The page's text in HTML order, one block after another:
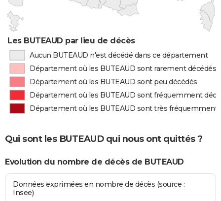
Les BUTEAUD par lieu de décès
Aucun BUTEAUD n'est décédé dans ce département
Département où les BUTEAUD sont rarement décédés
Département où les BUTEAUD sont peu décédés
Département où les BUTEAUD sont fréquemment
Département où les BUTEAUD sont très fréquemment
Qui sont les BUTEAUD qui nous ont quittés ?
Evolution du nombre de décès de BUTEAUD
Données exprimées en nombre de décès (source :
Insee)